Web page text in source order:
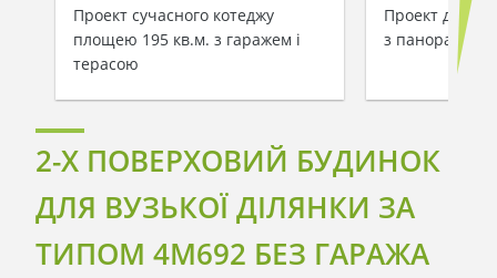
Проект сучасного котеджу
площею 195 кв.м. з гаражем і
терасою
Проект
з панорамним
2-Х ПОВЕРХОВИЙ БУДИНОК
ДЛЯ ВУЗЬКОЇ ДІЛЯНКИ ЗА
ТИПОМ 4M692 БЕЗ ГАРАЖА